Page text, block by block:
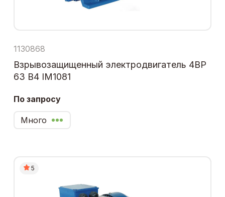
1130868
Взрывозащищенный электродвигатель 4ВР
63 В4 IM1081
По запросу
Много
5